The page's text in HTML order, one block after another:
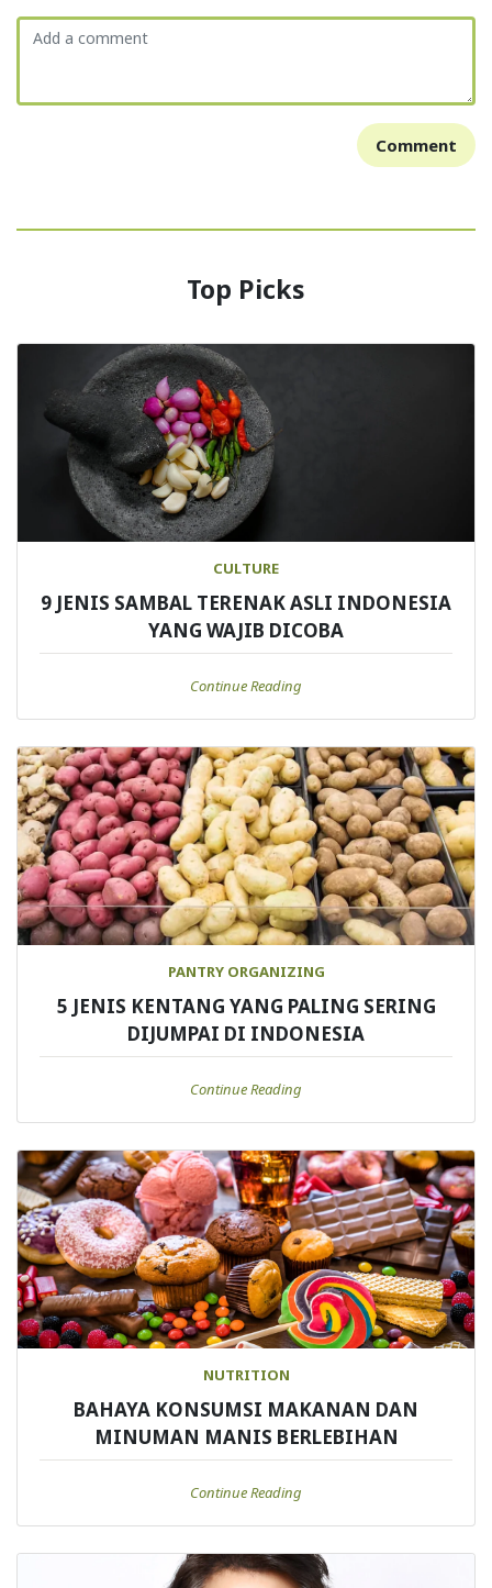
Comment
Top Picks
CULTURE
9 JENIS SAMBAL TERENAK ASLI INDONESIA
YANG WAJIB DICOBA
Continue Reading
PANTRY ORGANIZING
5 JENIS KENTANG YANG PALING SERING
DIJUMPAI DI INDONESIA
Continue Reading
NUTRITION
BAHAYA KONSUMSI MAKANAN DAN
MINUMAN MANIS BERLEBIHAN
Continue Reading